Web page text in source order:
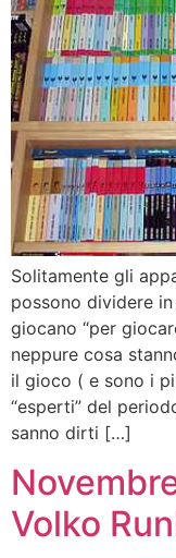
Solitamente gli
possono dividere
giocano “per
neppure cosa
il gioco ( e sono i
“esperti” del
sanno dirti […]
Volko